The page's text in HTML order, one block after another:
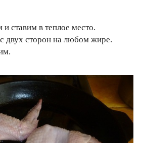
ставим в теплое место.
двух сторон на любом жире.